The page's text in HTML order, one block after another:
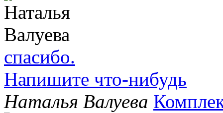
спасибо.
Напишите что-нибудь
Наталья Валуева